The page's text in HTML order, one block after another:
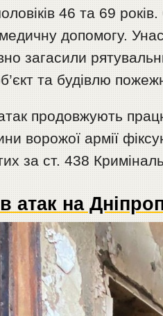
46 та 69
допомогу.
загасили
та будівлю
продовжують
ворожої армії
за ст. 438
атак на